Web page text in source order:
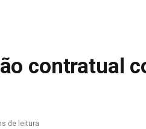
contratual
de leitura